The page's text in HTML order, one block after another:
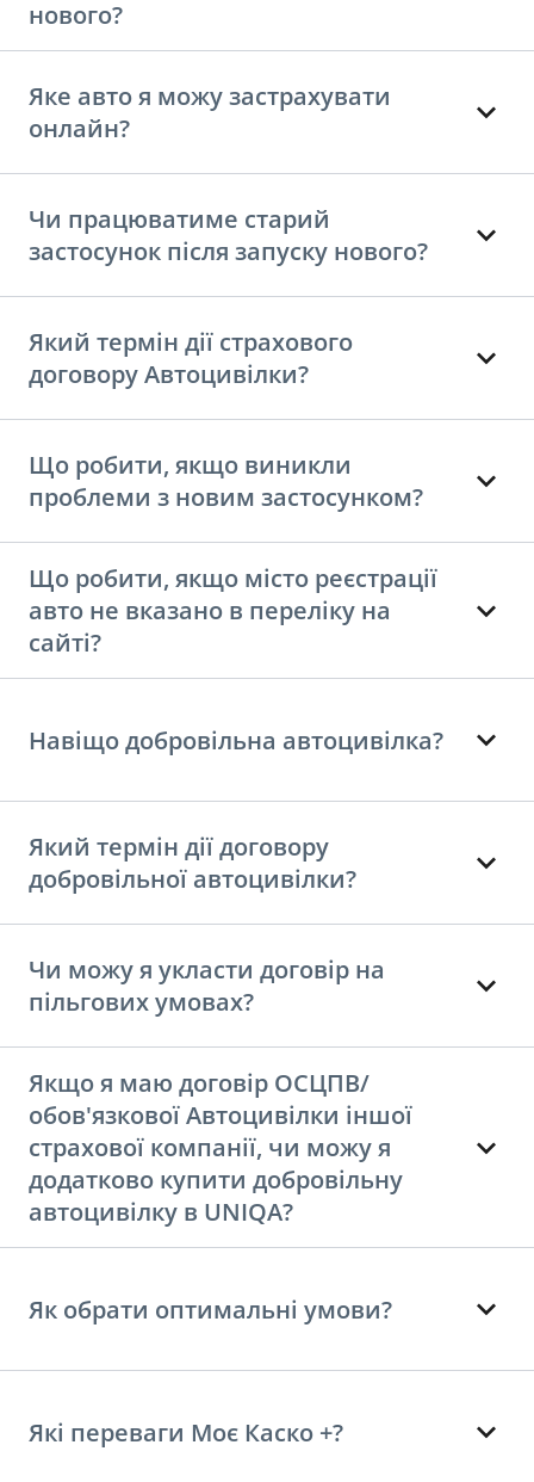
нового?
Яке авто я можу застрахувати
онлайн?
Чи працюватиме старий
застосунок після запуску нового?
Який термін дії страхового
договору Автоцивілки?
Що робити, якщо виникли
проблеми з новим застосунком?
Що робити, якщо місто реєстрації
авто не вказано в переліку на
сайті?
Навіщо добровільна автоцивілка?
Який термін дії договору
добровільної автоцивілки?
Чи можу я укласти договір на
пільгових умовах?
Якщо я маю договір ОСЦПВ/
обов'язкової Автоцивілки іншої
страхової компанії, чи можу я
додатково купити добровільну
автоцивілку в UNIQA?
Як обрати оптимальні умови?
Які переваги Моє Каско +?